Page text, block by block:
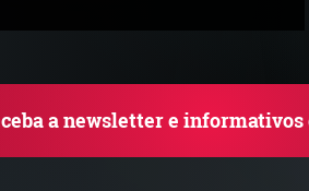
a newsletter e informativos